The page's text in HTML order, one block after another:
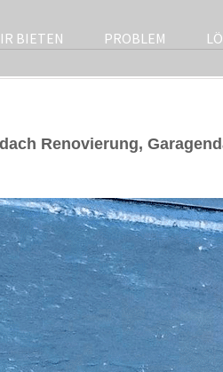
BIETEN PROBLEM
Renovierung,